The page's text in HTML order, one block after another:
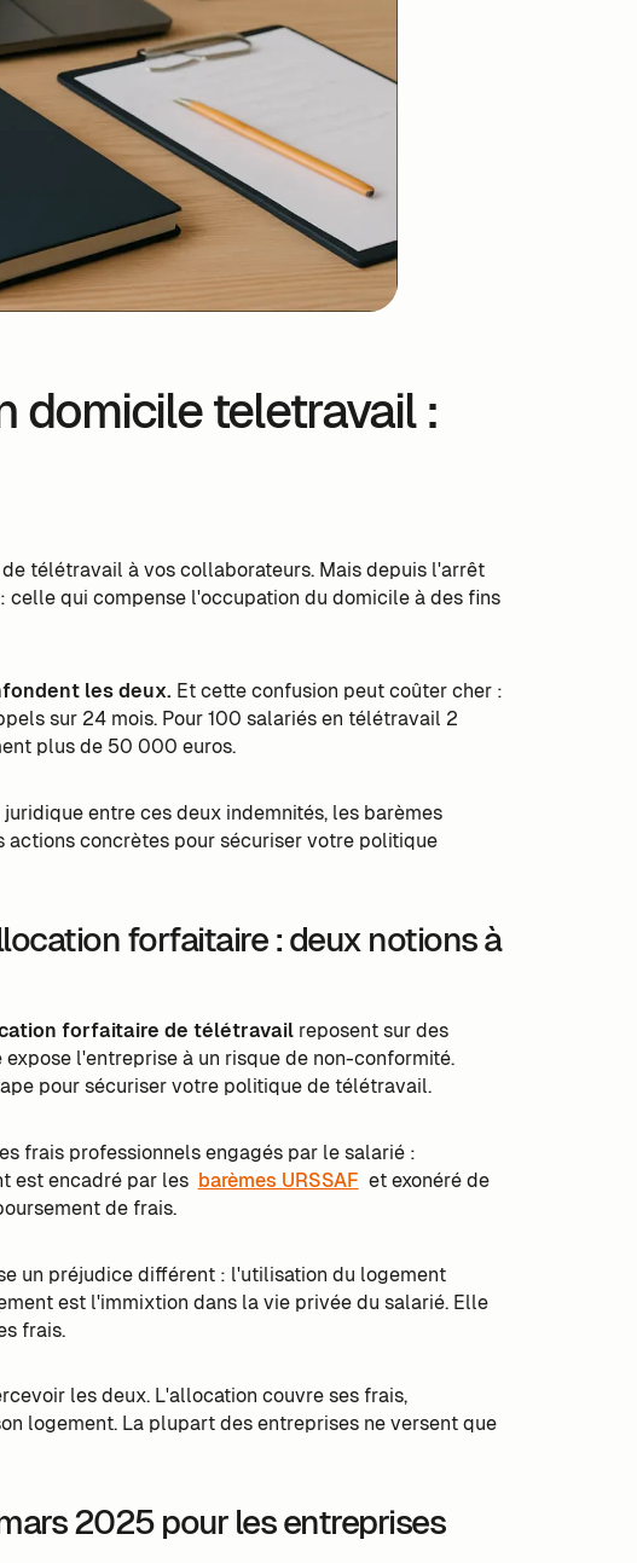
domicile teletravail :
télétravail à vos collaborateurs. Mais depuis l'arrêt
celle qui compense l'occupation du domicile à des fins
les deux. Et cette confusion peut coûter cher :
sur 24 mois. Pour 100 salariés en télétravail 2
plus de 50 000 euros.
entre ces deux indemnités, les barèmes
concrètes pour sécuriser votre politique
forfaitaire : deux notions à
forfaitaire de télétravailreposent sur des
l'entreprise à un risque de non-conformité.
pour sécuriser votre politique de télétravail.
frais professionnels engagés par le salarié :
est encadré par les barèmes URSSAF et exonéré de
de frais.
un préjudice différent : l'utilisation du logement
est l'immixtion dans la vie privée du salarié. Elle
frais.
les deux. L'allocation couvre ses frais,
logement. La plupart des entreprises ne versent que
2025 pour les entreprises